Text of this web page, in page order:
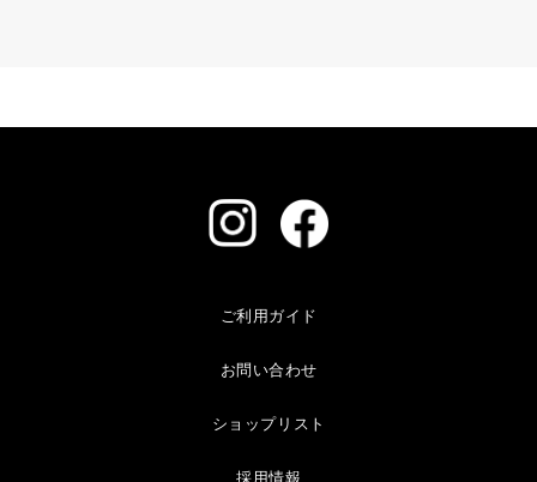
ご利用ガイド
お問い合わせ
ショップリスト
採用情報